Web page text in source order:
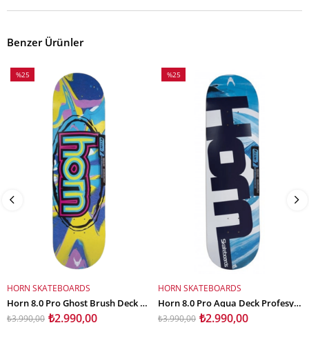
Benzer Ürünler
SEPETE EKLE
%25
HORN SKATEBOARDS
Horn 8.0 Pro Ghost Brush Deck Profesyonel Kaykay Tahtası
₺2.990,00
₺3.990,00
SEPETE EKLE
%25
HORN SKATEBOARDS
Horn 8.0 Pro Aqua Deck Profesyonel Kaykay Tahtası
₺2.990,00
₺3.990,00